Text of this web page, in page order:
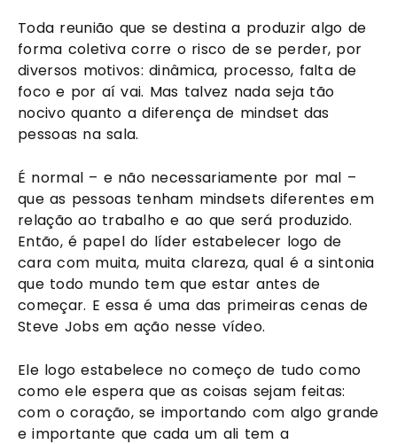
Toda reunião que se destina a produzir algo de
forma coletiva corre o risco de se perder, por
diversos motivos: dinâmica, processo, falta de
foco e por aí vai. Mas talvez nada seja tão
nocivo quanto a diferença de mindset das
pessoas na sala.
É normal – e não necessariamente por mal –
que as pessoas tenham mindsets diferentes em
relação ao trabalho e ao que será produzido.
Então, é papel do líder estabelecer logo de
cara com muita, muita clareza, qual é a sintonia
que todo mundo tem que estar antes de
começar. E essa é uma das primeiras cenas de
Steve Jobs em ação nesse vídeo.
Ele logo estabelece no começo de tudo como
como ele espera que as coisas sejam feitas:
com o coração, se importando com algo grande
e importante que cada um ali tem a